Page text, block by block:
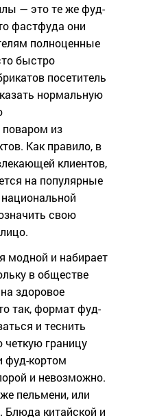
— это те же фуд-
фастфуда они
полноценные
быстро
посетитель
нормальную
из
Как правило, в
клиентов,
на популярные
свою
модной и набирает
в обществе
здоровое
так, формат фуд-
и теснить
границу
фуд-кортом
и невозможно.
пельмени, или
Блюда китайской и